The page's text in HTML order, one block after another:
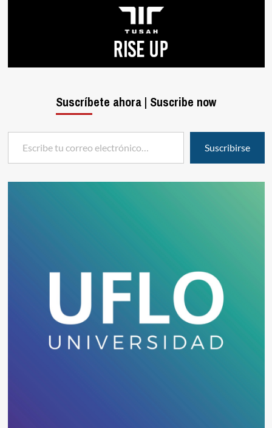
Suscríbete ahora | Suscribe now
Escribe tu correo electrónico…
Suscribirse